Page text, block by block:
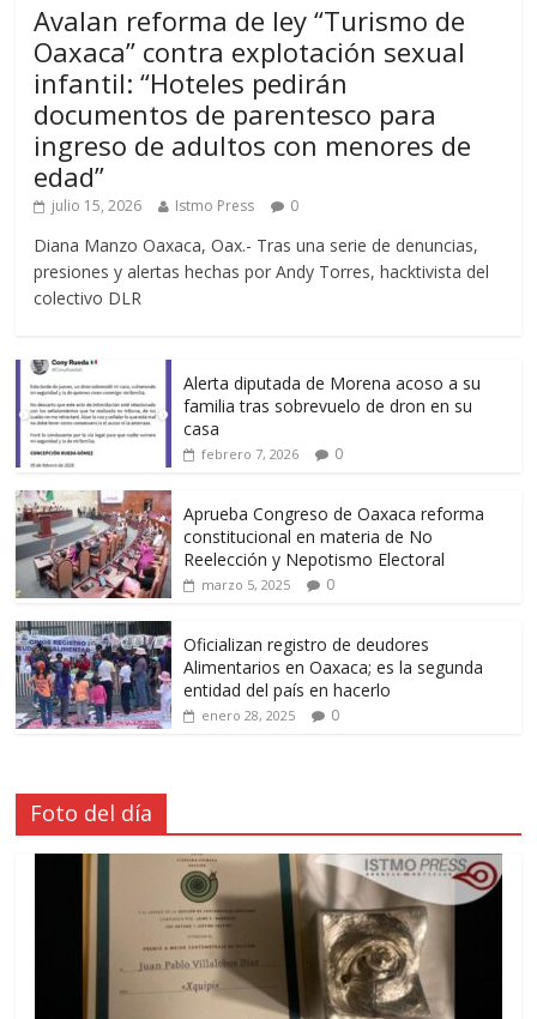
Avalan reforma de ley “Turismo de
Oaxaca” contra explotación sexual
infantil: “Hoteles pedirán
documentos de parentesco para
ingreso de adultos con menores de
edad”
julio 15, 2026 Istmo Press 0
Diana Manzo Oaxaca, Oax.- Tras una serie de denuncias,
presiones y alertas hechas por Andy Torres, hacktivista del
colectivo DLR
Alerta diputada de Morena acoso a su
familia tras sobrevuelo de dron en su
casa
febrero 7, 2026 0
Aprueba Congreso de Oaxaca reforma
constitucional en materia de No
Reelección y Nepotismo Electoral
marzo 5, 2025 0
Oficializan registro de deudores
Alimentarios en Oaxaca; es la segunda
entidad del país en hacerlo
enero 28, 2025 0
Foto del día